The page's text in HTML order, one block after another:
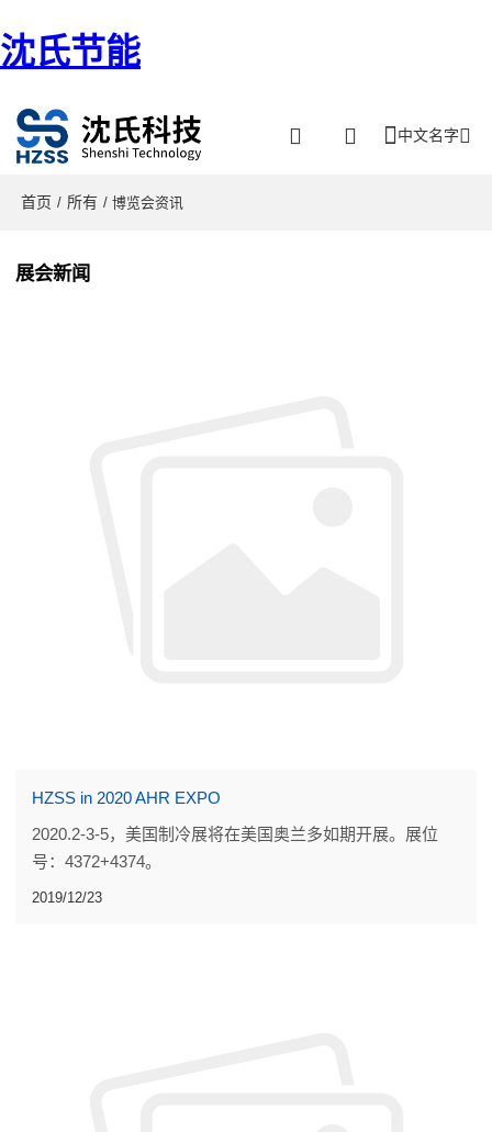
沈氏节能
中文名字
首页 / 所有 / 博览会资讯
展会新闻
HZSS in 2020 AHR EXPO
2020.2-3-5，美国制冷展将在美国奥兰多如期开展。展位
号：4372+4374。
2019/12/23